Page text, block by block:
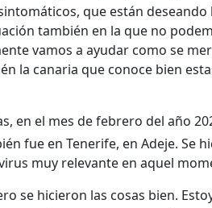
que están deseando
también en la que no
vamos a ayudar como se
la canaria que conoce bien
en el mes de febrero del año
fue en Tenerife, en Adeje. Se
muy relevante en aquel
se hicieron las cosas bien.